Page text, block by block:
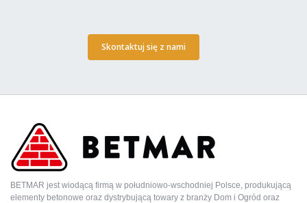
Skontaktuj się z nami
BETMAR jest wiodącą firmą w południowo-wschodniej Polsce, produkującą
elementy betonowe oraz dystrybującą towary z branży Dom i Ogród oraz